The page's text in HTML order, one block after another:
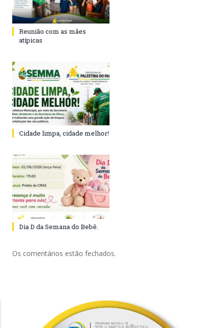
Reunião com as mães
atípicas
Cidade limpa, cidade melhor!
Dia D da Semana do Bebê.
Os comentários estão fechados.